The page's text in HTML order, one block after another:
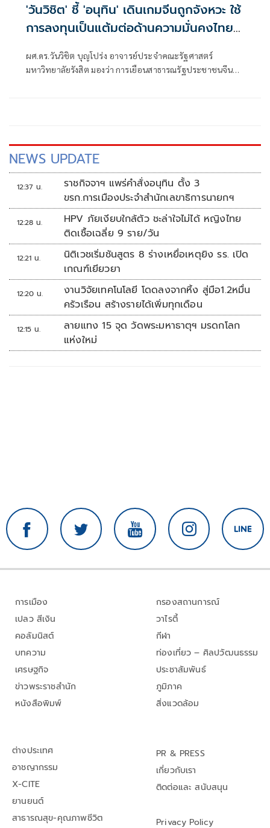
'วันวิชิต' ชี้ 'อนุทิน' เดินเกมจีนถูกจังหวะ ใช้
การลงทุนเป็นแต้มต่อด้านความมั่นคงไทย
ผศ.ดร.วันวิชิต บุญโปร่ง อาจารย์ประจำคณะรัฐศาสตร์
มหาวิทยาลัยรังสิต มองว่า การเยือนสาธารณรัฐประชาชนจีน
NEWS UPDATE
12:37 น.
ราชกิจจาฯ แพร่คำสั่งอนุทิน ตั้ง 3
ขรก.การเมืองประจำสำนักเลขาธิการนายกฯ
12:28 น.
HPV ภัยเงียบใกล้ตัว ชะล่าใจไม่ได้ หญิงไทย
ติดเชื้อเฉลี่ย 9 ราย/วัน
12:21 น.
นิติเวชเริ่มชันสูตร 8 ร่างเหยื่อเหตุยิง รร. เปิด
เกณฑ์เยียวยา
12:20 น.
งานวิจัยเทคโนโลยี โดดลงจากหิ้ง สู่มือ1.2หมื่น
ครัวเรือน สร้างรายได้เพิ่มทุกเดือน
12:15 น.
ลายแทง 15 จุด วัดพระมหาธาตุฯ มรดกโลก
แห่งใหม่
การเมือง
เปลว สีเงิน
คอลัมนิสต์
บทความ
เศรษฐกิจ
ข่าวพระราชสำนัก
หนังสือพิมพ์
กรองสถานการณ์
วาไรตี้
กีฬา
ท่องเที่ยว – ศิลปวัฒนธรรม
ประชาสัมพันธ์
ภูมิภาค
สิ่งแวดล้อม
ต่างประเทศ
อาชญากรรม
X-CITE
ยานยนต์
สาธารณสุข-คุณภาพชีวิต
PR & PRESS
เกี่ยวกับเรา
ติดต่อและ สนับสนุน
Privacy Policy